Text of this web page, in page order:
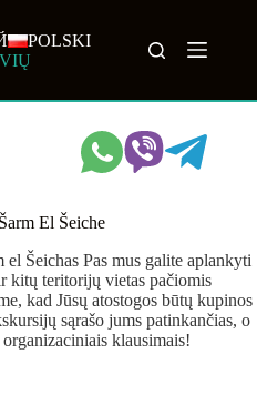
POLSKI
El Šeiche
Šeichas Pas mus galite aplankyti
kitų teritorijų vietas pačiomis
kad Jūsų atostogos būtų kupinos
sąrašo jums patinkančias, o
klausimais!